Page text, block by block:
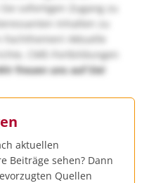
sofortigen Zugang zu
Inhalten zu
Aktuelle
CME-Fortbildungen
freuen uns auf Sie!
aktuellen
Beiträge sehen? Dann
Quellen